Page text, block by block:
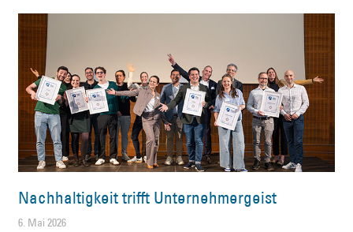
Nachhaltigkeit trifft Unternehmergeist
6. Mai 2026